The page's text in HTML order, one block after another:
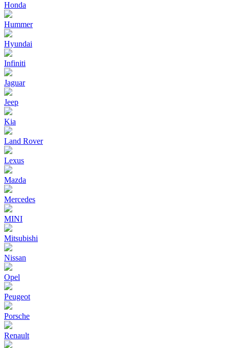
Honda
Hummer
Hyundai
Infiniti
Jaguar
Jeep
Kia
Land Rover
Lexus
Mazda
Mercedes
MINI
Mitsubishi
Nissan
Opel
Peugeot
Porsche
Renault